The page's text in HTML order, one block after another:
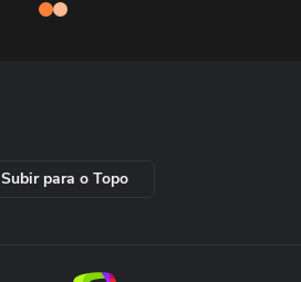
Subir para o Topo